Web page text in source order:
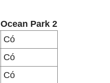
Ocean Park 2
Có
Có
Có